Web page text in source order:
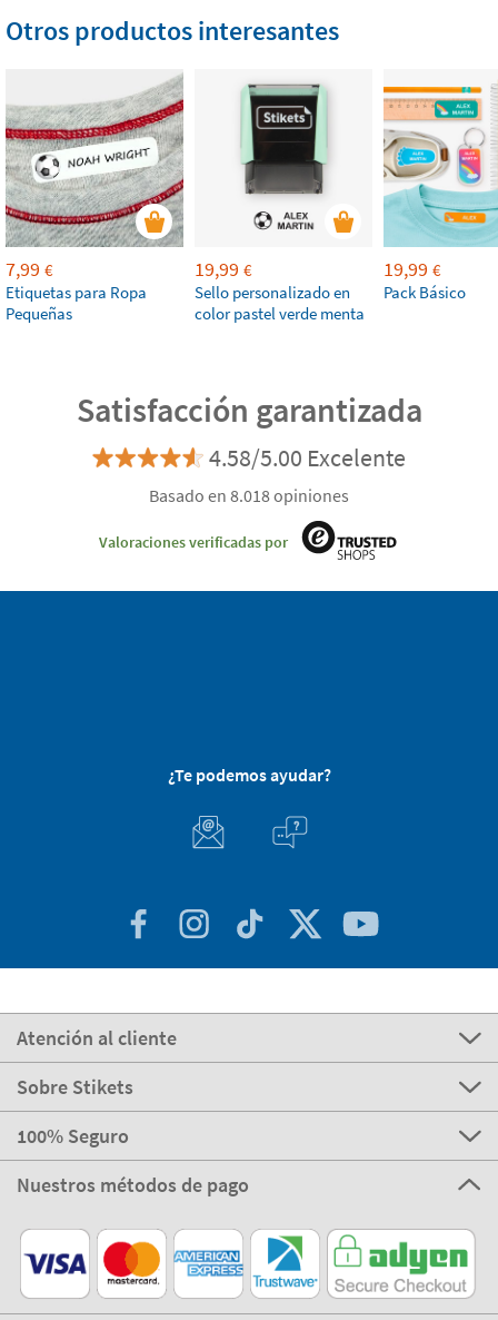
Otros productos interesantes
7,99 €
Etiquetas para Ropa
Pequeñas
19,99 €
Sello personalizado en
color pastel verde menta
19,99 €
Pack Básico
Satisfacción garantizada
4.58/5.00 Excelente
Basado en 8.018 opiniones
Valoraciones verificadas por
¿Te podemos ayudar?
Atención al cliente
Sobre Stikets
100% Seguro
Nuestros métodos de pago